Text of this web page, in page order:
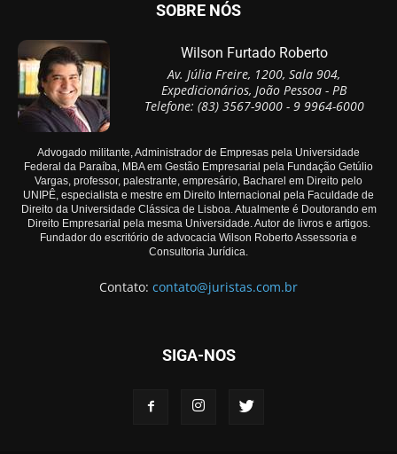
SOBRE NÓS
Wilson Furtado Roberto
Av. Júlia Freire, 1200, Sala 904,
Expedicionários, João Pessoa - PB
Telefone: (83) 3567-9000 - 9 9964-6000
Advogado militante, Administrador de Empresas pela Universidade
Federal da Paraíba, MBA em Gestão Empresarial pela Fundação Getúlio
Vargas, professor, palestrante, empresário, Bacharel em Direito pelo
UNIPÊ, especialista e mestre em Direito Internacional pela Faculdade de
Direito da Universidade Clássica de Lisboa. Atualmente é Doutorando em
Direito Empresarial pela mesma Universidade. Autor de livros e artigos.
Fundador do escritório de advocacia Wilson Roberto Assessoria e
Consultoria Jurídica.
Contato: contato@juristas.com.br
SIGA-NOS